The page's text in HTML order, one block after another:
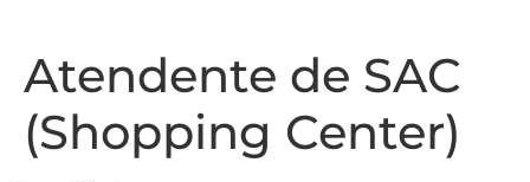
Atendente de SAC
(Shopping Center)